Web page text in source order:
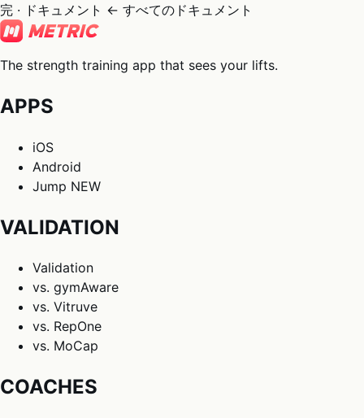
完 · ドキュメント ← すべてのドキュメント
The strength training app that sees your lifts.
APPS
iOS
Android
Jump NEW
VALIDATION
Validation
vs. gymAware
vs. Vitruve
vs. RepOne
vs. MoCap
COACHES